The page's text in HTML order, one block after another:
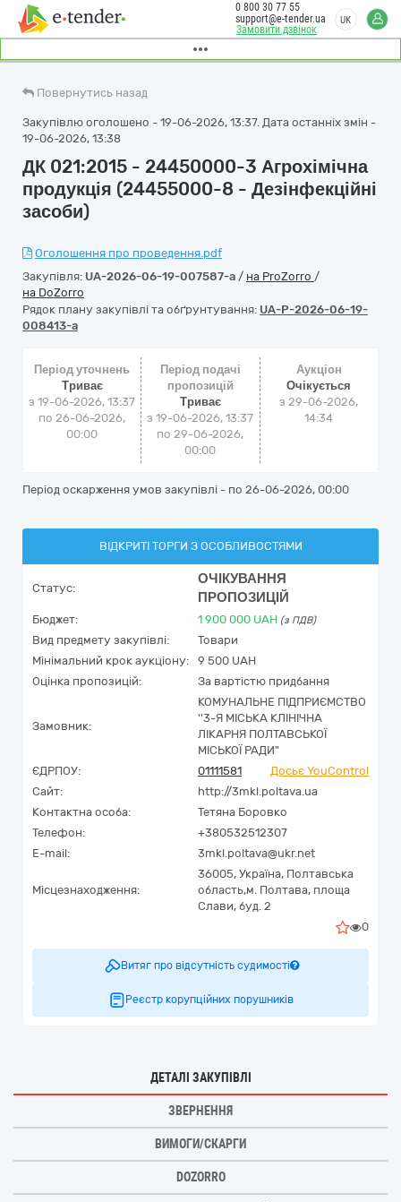
Замовити дзвінок
0 800 30 77 55
support@e-tender.ua
UK
Повернутись назад
Закупівлю оголошено - 19-06-2026, 13:37. Дата останніх змін -
19-06-2026, 13:38
ДК 021:2015 - 24450000-3 Агрохімічна
продукція (24455000-8 - Дезінфекційні
засоби)
Оголошення про проведення.pdf
Закупівля: UA-2026-06-19-007587-a / на ProZorro /
на DoZorro
Рядок плану закупівлі та обґрунтування: UA-P-2026-06-19-
008413-a
Період уточнень
Триває
з 19-06-2026, 13:37
по 26-06-2026,
00:00
Період подачі
пропозицій
Триває
з 19-06-2026, 13:37
по 29-06-2026,
00:00
Аукціон
Очікується
з29-06-2026,
14:34
Період оскарження умов закупівлі - по 26-06-2026, 00:00
ВІДКРИТІ ТОРГИ З ОСОБЛИВОСТЯМИ
Статус:
ОЧІКУВАННЯ
ПРОПОЗИЦІЙ
Бюджет: 1 900 000 UAH (з ПДВ)
Вид предмету закупівлі:
Товари
Мінімальний крок аукціону:
9 500 UAH
Оцінка пропозицій:
За вартістю придбання
Замовник:
КОМУНАЛЬНЕ ПІДПРИЄМСТВО
''3-Я МІСЬКА КЛІНІЧНА
ЛІКАРНЯ ПОЛТАВСЬКОЇ
МІСЬКОЇ РАДИ"
ЄДРПОУ:
01111581
Досьє YouControl
Сайт:
http://3mkl.poltava.ua
Контактна особа:
Тетяна Боровко
Телефон:
+380532512307
E-mail:
3mkl.poltava@ukr.net
Місцезнаходження:
36005, Україна, Полтавська
область,м. Полтава, площа
Слави, буд. 2
0
Витяг про відсутність судимості
Реєстр корупційних порушників
ДЕТАЛІ ЗАКУПІВЛІ
ЗВЕРНЕННЯ
ВИМОГИ/СКАРГИ
DOZORRO